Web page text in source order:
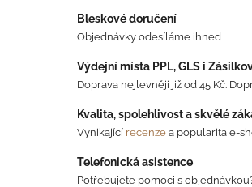
Bleskové doručení
Objednávky odesíláme ihned
Výdejní místa PPL, GLS i
Doprava nejlevněji již od 45 Kč.
Kvalita, spolehlivost a skvělé
Vynikající recenze a popularita e-
Telefonická asistence
Potřebujete pomoci s